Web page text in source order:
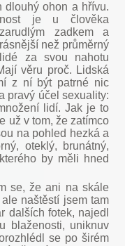
dlouhý ohon a hřívu.
je u člověka
zadkem a
než průměrný
za svou nahotu
věru proč. Lidská
z ní být patrné nic
pravý účel sexuality:
lidí. Jak je to
už v tom, že zatímco
na pohled hezká a
oteklý, brunátný,
by měli hned
se, že ani na skále
naštěstí jsem tam
dalších fotek, najedl
blaženosti, uniknuv
se po širém